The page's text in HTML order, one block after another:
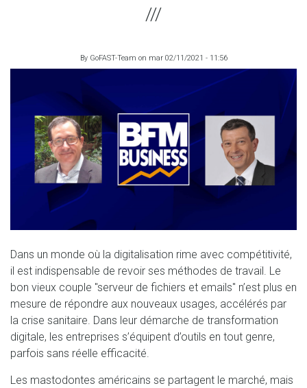
By GoFAST-Team on mar 02/11/2021 - 11:56
Dans un monde où la digitalisation rime avec compétitivité,
il est indispensable de revoir ses méthodes de travail. Le
bon vieux couple "serveur de fichiers et emails" n’est plus en
mesure de répondre aux nouveaux usages, accélérés par
la crise sanitaire. Dans leur démarche de transformation
digitale, les entreprises s’équipent d’outils en tout genre,
parfois sans réelle efficacité.
Les mastodontes américains se partagent le marché, mais